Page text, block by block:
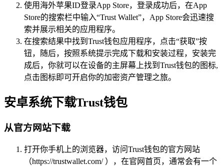
使用海外苹果ID登录App Store，登录成功后，在App
Store的搜索栏中输入“Trust Wallet”，App Store会迅速搜
索并展示相关的应用程序。
在搜索结果中找到Trust钱包应用程序，点击“获取”按
钮，随后，按照系统提示完成下载和安装过程，安装完
成后，你就可以在设备的主屏幕上找到Trust钱包的图标,
点击图标即可开启你的加密资产管理之旅。
安卓系统下载Trust钱包
从官方网站下载
打开你手机上的浏览器，访问Trust钱包的官方网站
（https://trustwallet.com/ ），在官网首页，通常会有一个